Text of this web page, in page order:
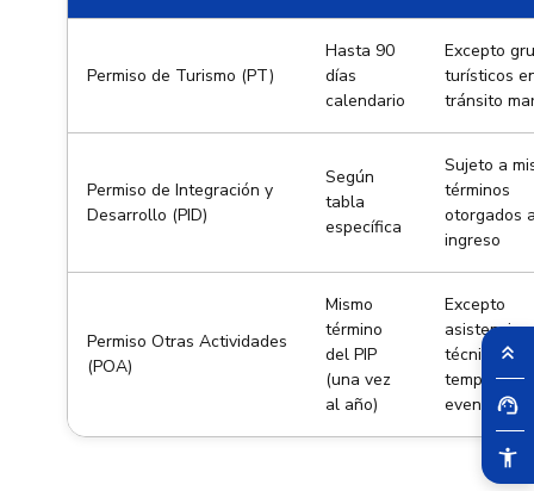
Permiso de Turismo (PT)
Hasta 90
días
calendario
Excepto
turísticos
tránsito
Permiso de Integración y
Desarrollo (PID)
Según
tabla
específica
Sujeto a
términos
otorgados
ingreso
Permiso Otras Actividades
(POA)
Mismo
término
del PIP
(una vez
al año)
Excepto
asistencia
técnica,
temporal y
eventos